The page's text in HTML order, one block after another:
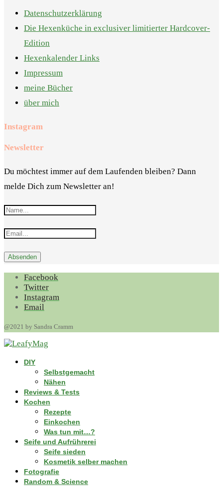
Datenschutzerklärung
Die Hexenküche in exclusiver limitierter Hardcover-
Edition
Hexenkalender Links
Impressum
meine Bücher
über mich
Instagram
Newsletter
Du möchtest immer auf dem Laufenden bleiben? Dann
melde Dich zum Newsletter an!
Facebook
Twitter
Instagram
Email
@2021 by Sandra Cramm
DIY
Selbstgemacht
Nähen
Reviews & Tests
Kochen
Rezepte
Einkochen
Was tun mit…?
Seife und Aufrührerei
Seife sieden
Kosmetik selber machen
Fotografie
Random & Science